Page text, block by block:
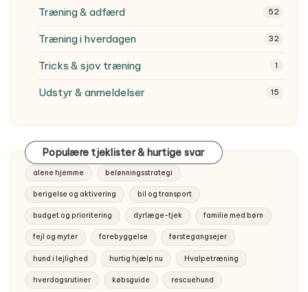
Træning & adfærd 52
Træning i hverdagen 32
Tricks & sjov træning 1
Udstyr & anmeldelser 15
Populære tjeklister & hurtige svar
alene hjemme belønningsstrategi
berigelse og aktivering bil og transport
budget og prioritering dyrlæge-tjek familie med børn
fejl og myter forebyggelse førstegangsejer
hund i lejlighed hurtig hjælp nu Hvalpetræning
hverdagsrutiner købsguide rescuehund